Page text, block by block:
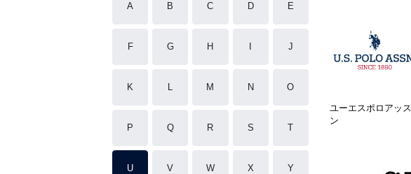
A B C D E
F G H J
K L M N O
P Q R S T
U V W X Y
ユーエスポロアッス
ン